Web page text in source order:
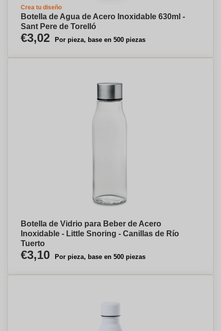
Crea tu diseño
Botella de Agua de Acero Inoxidable 630ml -
Sant Pere de Torelló
€3,02 Por pieza, base en 500 piezas
Botella de Vidrio para Beber de Acero
Inoxidable - Little Snoring - Canillas de Río
Tuerto
€3,10 Por pieza, base en 500 piezas